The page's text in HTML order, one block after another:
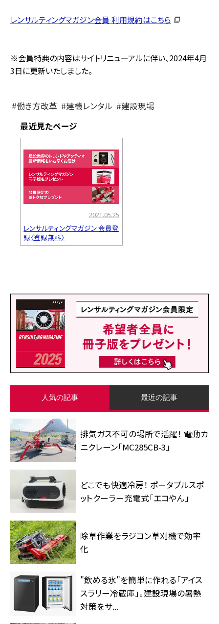
レンサルティングマガジン会員 利用規約はこちら
※会員特典の内容はサイトリニューアルに伴い、2024年4月
3日に更新いたしました。
働き方改革 建機レンタル
建設現場
最近見たページ
2021.05.25
レンサルティングマガジン 会員登
録〈登録無料〉
人気の記事 最近の記事
排気ガス不可の場所で活躍！ 電動カ
ニクレーン「MC285CB-3」
どこでも快適冷房！ ポータブルスポ
ットクーラー充電式「エコやん」
除草作業をラジコン草刈機で効率
化
"飲める氷"を簡単に作れる「アイス
スラリー冷蔵庫」。建設現場の暑熱
対策をサ...